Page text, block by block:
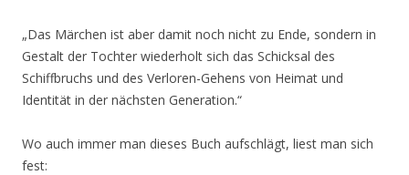
„Das Märchen ist aber damit noch nicht zu Ende, sondern in
Gestalt der Tochter wiederholt sich das Schicksal des
Schiffbruchs und des Verloren-Gehens von Heimat und
Identität in der nächsten Generation.“
Wo auch immer man dieses Buch aufschlägt, liest man sich
fest: